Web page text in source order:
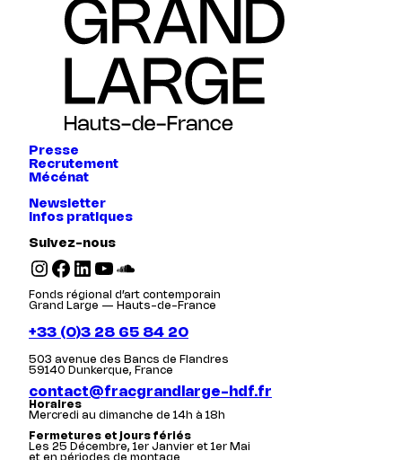
Presse
Recrutement
Mécénat
Newsletter
Infos pratiques
Suivez-nous
Instagram Facebook LinkedIn YouTube SoundCloud
Fonds régional d’art contemporain
Grand Large — Hauts-de-France
+33 (0)3 28 65 84 20
503 avenue des Bancs de Flandres
59140 Dunkerque, France
contact@fracgrandlarge-hdf.fr
Horaires
Mercredi au dimanche de 14h à 18h
Fermetures et jours fériés
Les 25 Décembre, 1er Janvier et 1er Mai
et en périodes de montage